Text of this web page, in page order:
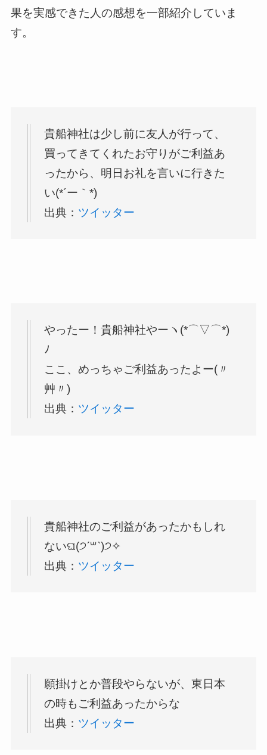
果を実感できた人の感想を一部紹介していま
す。
貴船神社は少し前に友人が行って、
買ってきてくれたお守りがご利益あ
ったから、明日お礼を言いに行きた
い(*´ー｀*)
出典： ツイッター
やったー！貴船神社やーヽ(*⌒▽⌒*)
ﾉ
ここ、めっちゃご利益あったよー(〃
艸〃)
出典： ツイッター
貴船神社のご利益があったかもしれ
ないଘ(੭ˊ꒳ˋ)੭✧
出典： ツイッター
願掛けとか普段やらないが、東日本
の時もご利益あったからな
出典： ツイッター